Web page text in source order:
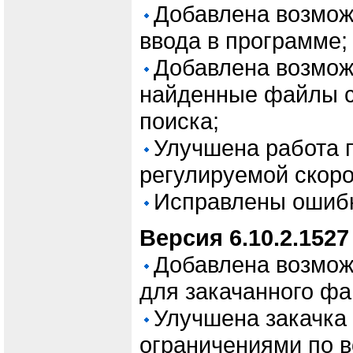
Добавлена
ввода в программе;
Добавлена
найденные файлы
поиска;
Улучшена работа
регулируемой
Исправлены
Версия
Добавлена
для закачанного
Улучшена
ограничениями по